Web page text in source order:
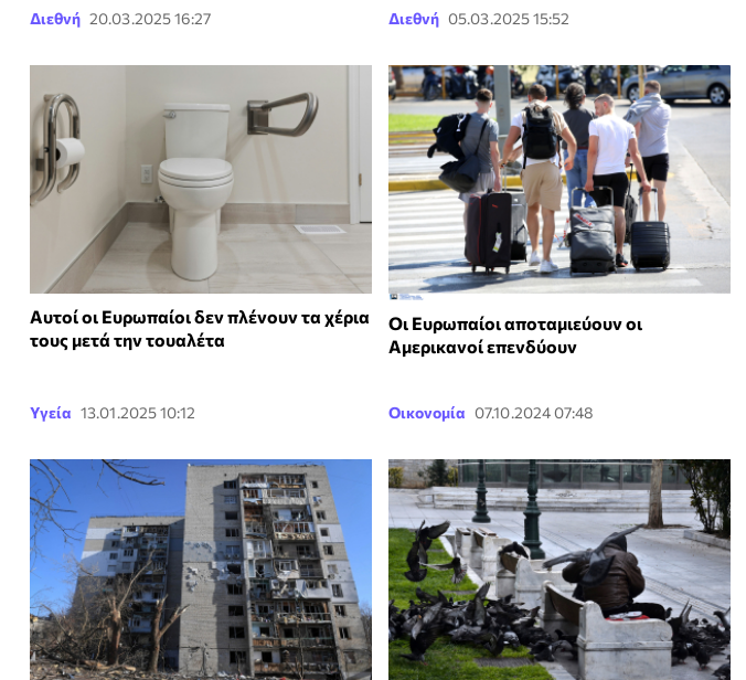
Διεθνή 20.03.2025 16:27 Διεθνή 05.03.2025 15:52
Αυτοί οι Ευρωπαίοι δεν πλένουν τα χέρια
τους μετά την τουαλέτα
Υγεία 13.01.2025 10:12
Οι Ευρωπαίοι αποταμιεύουν οι
Αμερικανοί επενδύουν
Οικονομία 07.10.2024 07:48